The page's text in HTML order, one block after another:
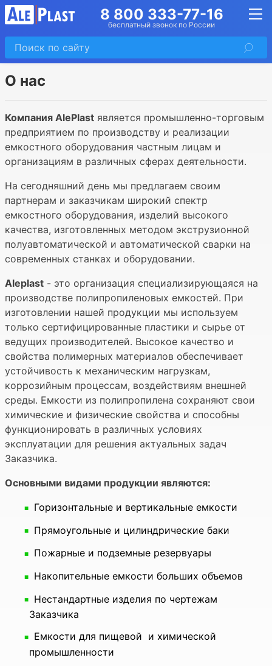
8 800 333-77-16
бесплатный звонок по России
О нас
Компания AlePlast является промышленно-торговым
предприятием по производству и реализации
емкостного оборудования частным лицам и
организациям в различных сферах деятельности.
На сегодняшний день мы предлагаем своим
партнерам и заказчикам широкий спектр
емкостного оборудования, изделий высокого
качества, изготовленных методом экструзионной
полуавтоматической и автоматической сварки на
современных станках и оборудовании.
Aleplast - это организация специализирующаяся на
производстве полипропиленовых емкостей. При
изготовлении нашей продукции мы используем
только сертифицированные пластики и сырье от
ведущих производителей. Высокое качество и
свойства полимерных материалов обеспечивает
устойчивость к механическим нагрузкам,
коррозийным процессам, воздействиям внешней
среды. Емкости из полипропилена сохраняют свои
химические и физические свойства и способны
функционировать в различных условиях
эксплуатации для решения актуальных задач
Заказчика.
Основными видами продукции являются:
Горизонтальные и вертикальные емкости
Прямоугольные и цилиндрические баки
Пожарные и подземные резервуары
Накопительные емкости больших объемов
Нестандартные изделия по чертежам
Заказчика
Емкости для пищевой и химической
промышленности